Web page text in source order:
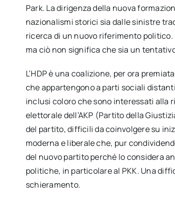
Park. La dirigenza della nuova
nazionalismi storici sia dalle sinistre
ricerca di un nuovo riferimento politico.
ma ciò non significa che sia un
L’HDP è una coalizione, per ora
che appartengono a parti sociali
inclusi coloro che sono interessati alla
elettorale dell’AKP (Partito della
del partito, difficili da coinvolgere su
moderna e liberale che, pur
del nuovo partito perché lo considera
politiche, in particolare al PKK. Una
schieramento.